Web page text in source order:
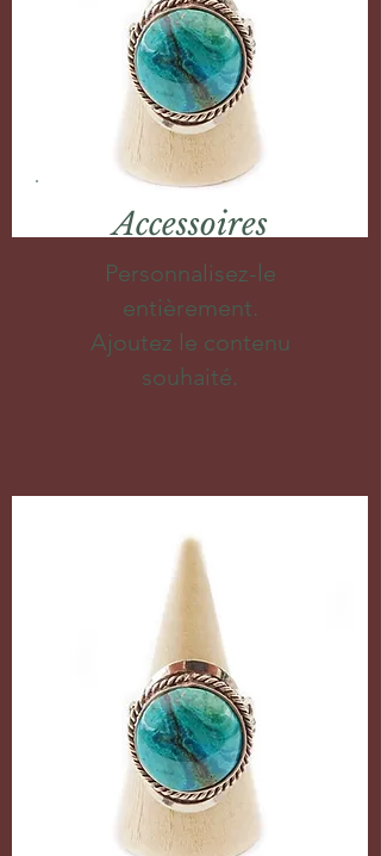
Accessoires
Personnalisez-le
entièrement.
Ajoutez le contenu
souhaité.